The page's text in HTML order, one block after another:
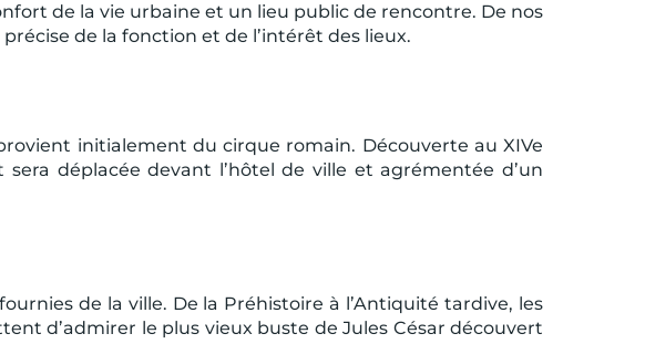
de la vie urbaine et un lieu public de rencontre. De nos
de la fonction et de l’intérêt des lieux.
initialement du cirque romain. Découverte au XIVe
déplacée devant l’hôtel de ville et agrémentée d’un
de la ville. De la Préhistoire à l’Antiquité tardive, les
d’admirer le plus vieux buste de Jules César découvert